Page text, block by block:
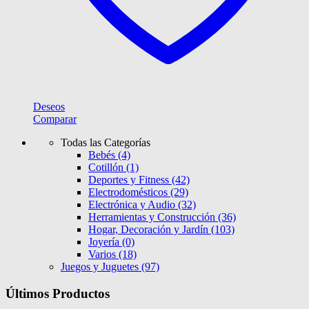
Deseos
Comparar
Todas las Categorías
Bebés (4)
Cotillón (1)
Deportes y Fitness (42)
Electrodomésticos (29)
Electrónica y Audio (32)
Herramientas y Construcción (36)
Hogar, Decoración y Jardín (103)
Joyería (0)
Varios (18)
Juegos y Juguetes (97)
Últimos Productos